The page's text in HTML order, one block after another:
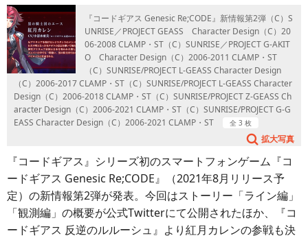
『コードギアス Genesic Re;CODE』新情報第2弾（C）S
UNRISE／PROJECT GEASS Character Design（C）20
06-2008 CLAMP・ST（C）SUNRISE／PROJECT G-AKIT
O Character Design（C）2006-2011 CLAMP・ST
（C）SUNRISE/PROJECT L-GEASS Character Design
（C）2006-2017 CLAMP・ST（C）SUNRISE/PROJECT L-GEASS Character
Design（C）2006-2018 CLAMP・ST（C）SUNRISE/PROJECT Z-GEASS Ch
aracter Design（C）2006-2021 CLAMP・ST（C）SUNRISE/PROJECT G-G
EASS Character Design（C）2006-2021 CLAMP・ST
全 3 枚
拡大写真
『コードギアス』シリーズ初のスマートフォンゲーム『コ
ードギアス Genesic Re;CODE』（2021年8月リリース予
定）の新情報第2弾が発表。今回はストーリー「ライン編」
「観測編」の概要が公式Twitterにて公開されたほか、『コ
ードギアス 反逆のルルーシュ』より紅月カレンの参戦も決